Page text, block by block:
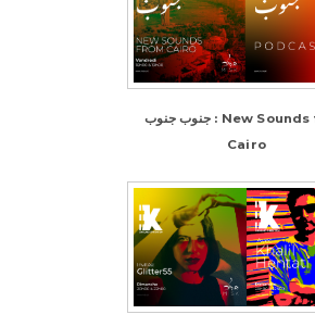
جنوب جنوب : New Sounds from
Cairo